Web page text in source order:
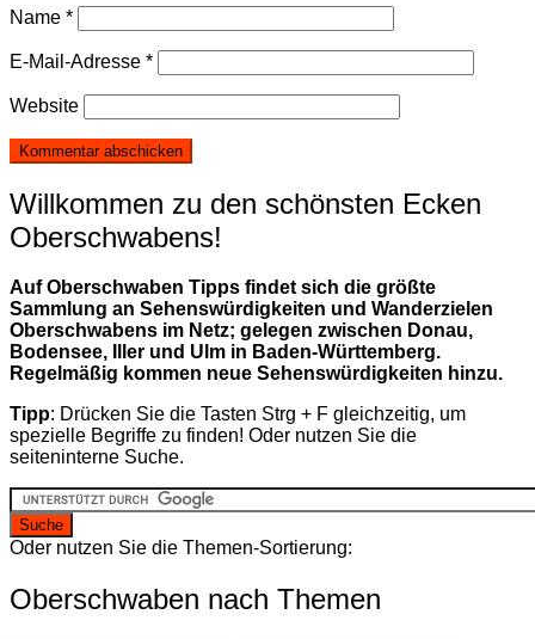
Name *
E-Mail-Adresse *
Website
Willkommen zu den schönsten Ecken
Oberschwabens!
Auf Oberschwaben Tipps findet sich die größte
Sammlung an Sehenswürdigkeiten und Wanderzielen
Oberschwabens im Netz; gelegen zwischen Donau,
Bodensee, Iller und Ulm in Baden-Württemberg.
Regelmäßig kommen neue Sehenswürdigkeiten hinzu.
Tipp: Drücken Sie die Tasten Strg + F gleichzeitig, um
spezielle Begriffe zu finden! Oder nutzen Sie die
seiteninterne Suche.
Oder nutzen Sie die Themen-Sortierung:
Oberschwaben nach Themen